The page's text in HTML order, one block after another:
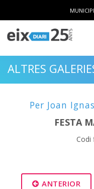
ALTRES
Per Joan
FESTA
Codi
ANTERIOR